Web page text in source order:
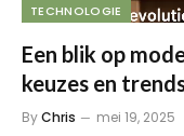
TECHNOLOGIE
Een blik op
keuzes en
ByChris mei 19, 2025